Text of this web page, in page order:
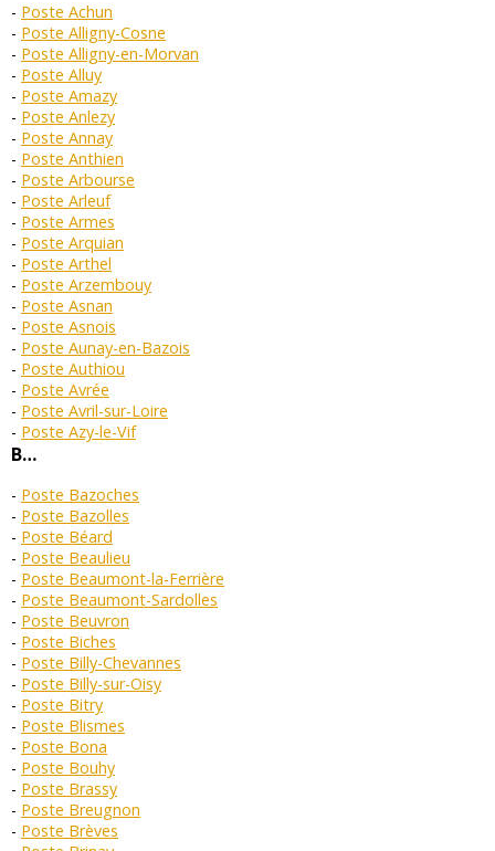
Poste Achun
Poste Alligny-Cosne
Poste Alligny-en-Morvan
Poste Alluy
Poste Amazy
Poste Anlezy
Poste Annay
Poste Anthien
Poste Arbourse
Poste Arleuf
Poste Armes
Poste Arquian
Poste Arthel
Poste Arzembouy
Poste Asnan
Poste Asnois
Poste Aunay-en-Bazois
Poste Authiou
Poste Avrée
Poste Avril-sur-Loire
Poste Azy-le-Vif
B…
Poste Bazoches
Poste Bazolles
Poste Béard
Poste Beaulieu
Poste Beaumont-la-Ferrière
Poste Beaumont-Sardolles
Poste Beuvron
Poste Biches
Poste Billy-Chevannes
Poste Billy-sur-Oisy
Poste Bitry
Poste Blismes
Poste Bona
Poste Bouhy
Poste Brassy
Poste Breugnon
Poste Brèves